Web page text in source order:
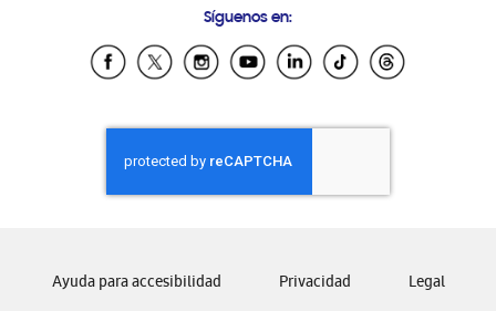
Samsung Ecuador
Samsung El Salvador
Samsung Honduras
Samsung Nicaragua
Samsung Panamá
Samsung Venezuela
Síguenos en:
Ayuda para accesibilidad Privacidad Legal